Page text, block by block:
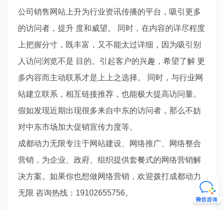
公司销售网站上升为行业资讯传播的平台，吸引更多
的访问者，提升 度和威望。 同时，在内容的详尽程度
上把握分寸，既丰富，又不能太过详细，因为吸引别
人访问浏览不是 目的。引起客户的兴趣，希望了解 更
多内容而主动联系才是上上之选择。 同时，与行业网
站建立联系，相互链接推荐，也能极大提高访问量。
假如发现近期出现很多来自中东的访问者，那么不妨
对中东市场加大促销宣传力度等。
成都动力无限专注于网站建设、网络推广、网络整合
营销，为企业、政府、组织提供套餐式的网络营销解
决方案。如果你也想做网络营销，欢迎拨打成都动力
无限 咨询热线：19102655756。